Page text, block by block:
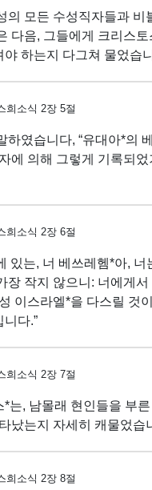
의 모든 수성직자들과 비
다음, 그들에게 크리스토
야 하는지 다그쳐 물었습
희소식 2장 5절
하였습니다, “유대아*의
에 의해 그렇게 기록되었
희소식 2장 6절
있는, 너 베쓰레헴*아, 너
장 작지 않으니: 너에게
이스라엘*을 다스릴 것
다.”
희소식 2장 7절
*는, 남몰래 현인들을 부른
났는지 자세히 캐물었습
희소식 2장 8절